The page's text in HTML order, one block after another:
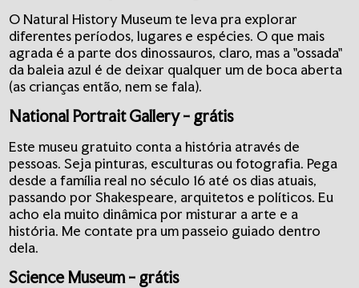
O Natural History Museum te leva pra explorar
diferentes períodos, lugares e espécies. O que mais
agrada é a parte dos dinossauros, claro, mas a "ossada"
da baleia azul é de deixar qualquer um de boca aberta
(as crianças então, nem se fala).
National Portrait Gallery- grátis
Este museu gratuito conta a história através de
pessoas. Seja pinturas, esculturas ou fotografia. Pega
desde a família real no século 16 até os dias atuais,
passando por Shakespeare, arquitetos e políticos. Eu
acho ela muito dinâmica por misturar a arte e a
história. Me contate pra um passeio guiado dentro
dela.
Science Museum - grátis